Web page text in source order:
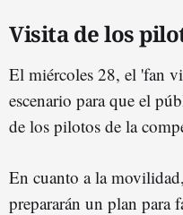
Visita de los
El miércoles 28, el 'fan
escenario para que el
de los pilotos de la
En cuanto a la
prepararán un plan para